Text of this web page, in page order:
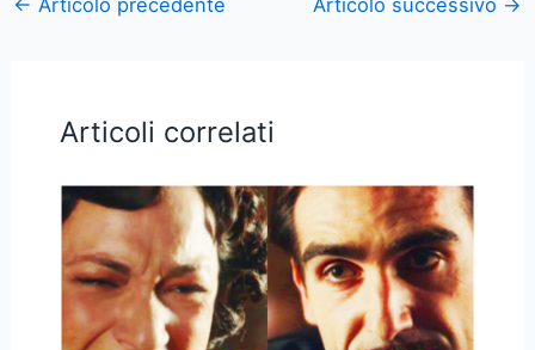
← Articolo precedente Articolo successivo →
Articoli correlati